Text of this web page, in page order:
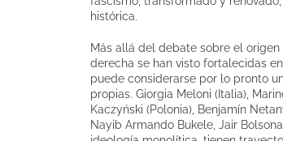
histórica.
Más allá del debate sobre el
derecha se han visto fortalecidas
puede considerarse por lo pronto
propias. Giorgia Meloni (Italia),
Kaczyński (Polonia), Benjamín
Nayib Armando Bukele, Jair